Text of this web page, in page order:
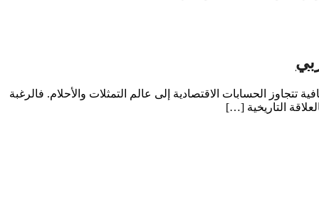
الحسابات الاقتصادية إلى عالم التمثلات والأحلام. فالرغبة
التاريخية […]